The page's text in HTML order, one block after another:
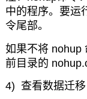
中的程序。要运
令尾部。
如果不将 nohup
前目录的
4) 查看数据迁移